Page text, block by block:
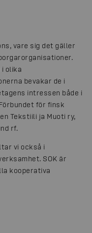
vare sig det gäller
olika
bevakar de i
intressen både i
för finsk
Tekstiili ja Muoti ry,
rf.
vi också i
SOK är
kooperativa